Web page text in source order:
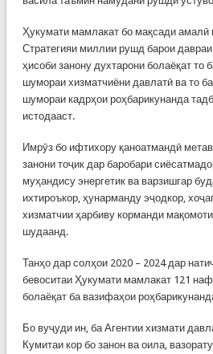
Ҳукумати мамлакат бо мақсади
Стратегияи миллии рушд барои
ҳисоби занону духтарони болаёқат то
шумораи хизматчиёни давлатӣ ва то
шумораи кадрҳои роҳбарикунанда
истодааст.
Имрӯз бо ифтихору қаноатмандӣ
занони тоҷик дар баробари
муҳандису энергетик ва варзишгар
ихтироъкор, ҳунарманду эҷодкор,
хизматчии ҳарбиву корманди
шудаанд.
Танҳо дар солҳои 2020 – 2024 дар
бевоситаи Ҳукумати мамлакат 121
болаёқат ба вазифаҳои
Бо вуҷуди ин, ба Агентии хизмати
Кумитаи кор бо занон ва оила,